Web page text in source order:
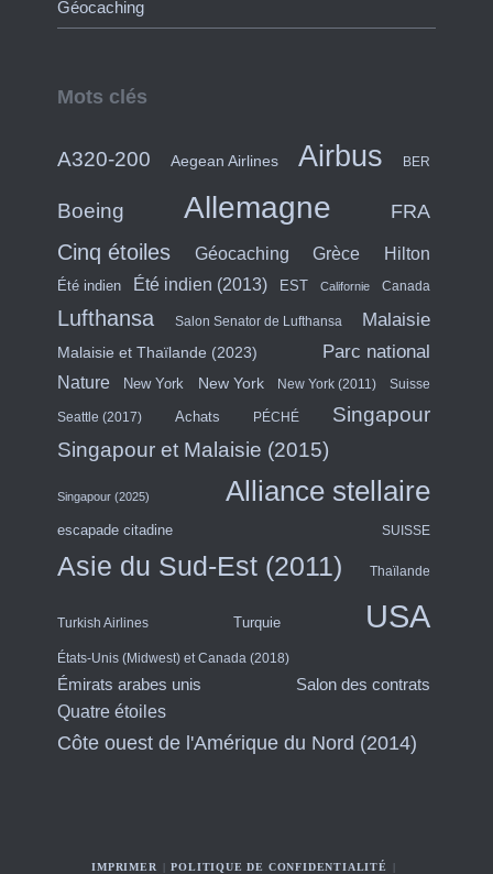
Géocaching
Mots clés
A320-200 Aegean Airlines Airbus BER
Boeing Allemagne FRA
Cinq étoiles Géocaching Grèce Hilton
Été indien Été indien (2013) EST Californie Canada
Lufthansa Salon Senator de Lufthansa Malaisie
Malaisie et Thaïlande (2023) Parc national
Nature New York New York New York (2011) Suisse
Seattle (2017) Achats PÉCHÉ
Singapour
Singapour et Malaisie (2015)
Singapour (2025) Alliance stellaire
escapade citadine SUISSE
Asie du Sud-Est (2011) Thaïlande
Turkish Airlines Turquie USA
États-Unis (Midwest) et Canada (2018)
Émirats arabes unis
Salon des contrats
Quatre étoiles
Côte ouest de l'Amérique du Nord (2014)
IMPRIMER
POLITIQUE DE CONFIDENTIALITÉ